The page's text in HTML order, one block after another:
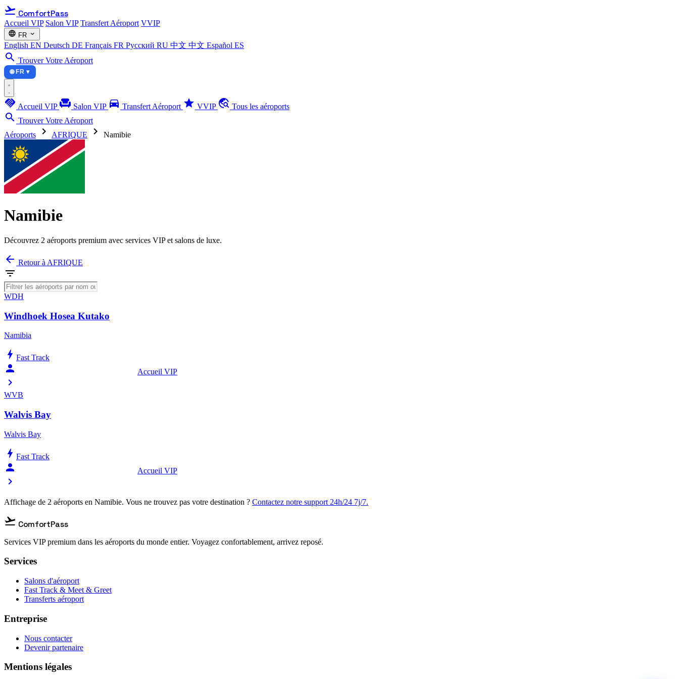
flight_takeoff ComfortPass
Accueil VIP Salon VIP Transfert Aéroport VVIP
language FR expand_more
English EN Deutsch DE Français FR Русский RU 中文 中文 Español ES
search Trouver Votre Aéroport
🌐 FR ▾
handshake Accueil VIP chair Salon VIP directions_car Transfert Aéroport star VVIP travel_explore Tous les aéroports
search Trouver Votre Aéroport
Aéroports
chevron_right AFRIQUE chevron_right Namibie
Namibie
Découvrez 2 aéroports premium avec services VIP et salons de luxe.
arrow_back Retour à AFRIQUE
filter_list
WDH
Windhoek Hosea Kutako
Namibia
bolt Fast Track
person_celebrate Accueil VIP
chevron_right
WVB
Walvis Bay
Walvis Bay
bolt Fast Track
person_celebrate Accueil VIP
chevron_right
Affichage de 2 aéroports en Namibie. Vous ne trouvez pas votre destination ? Contactez notre support 24h/24 7j/7.
flight_takeoff ComfortPass
Services VIP premium dans les aéroports du monde entier. Voyagez confortablement, arrivez reposé.
Services
Salons d'aéroport
Fast Track & Meet & Greet
Transferts aéroport
Entreprise
Nous contacter
Devenir partenaire
Mentions légales